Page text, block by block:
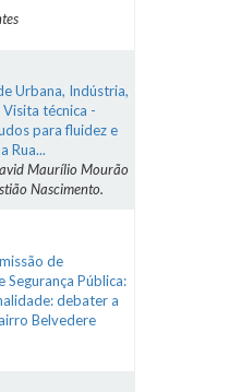
Urbana, Indústria,
técnica -
para fluidez e
Rua...
Maurílio Mourão
Nascimento.
de
Segurança Pública:
debater a
Belvedere